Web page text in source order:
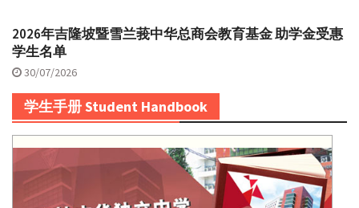
2026年吉隆坡暨雪兰莪中华总商会教育基金 助学金受惠
学生名单
30/07/2026
学生手册 Student Handbook